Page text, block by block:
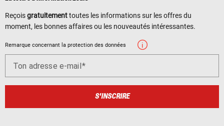
Reçoisgratuitementtoutes les informations sur les offres du
moment, les bonnes affaires ou les nouveautés intéressantes.
Remarque concernant la protection des données
Ton adresse e-mail
S'INSCRIRE